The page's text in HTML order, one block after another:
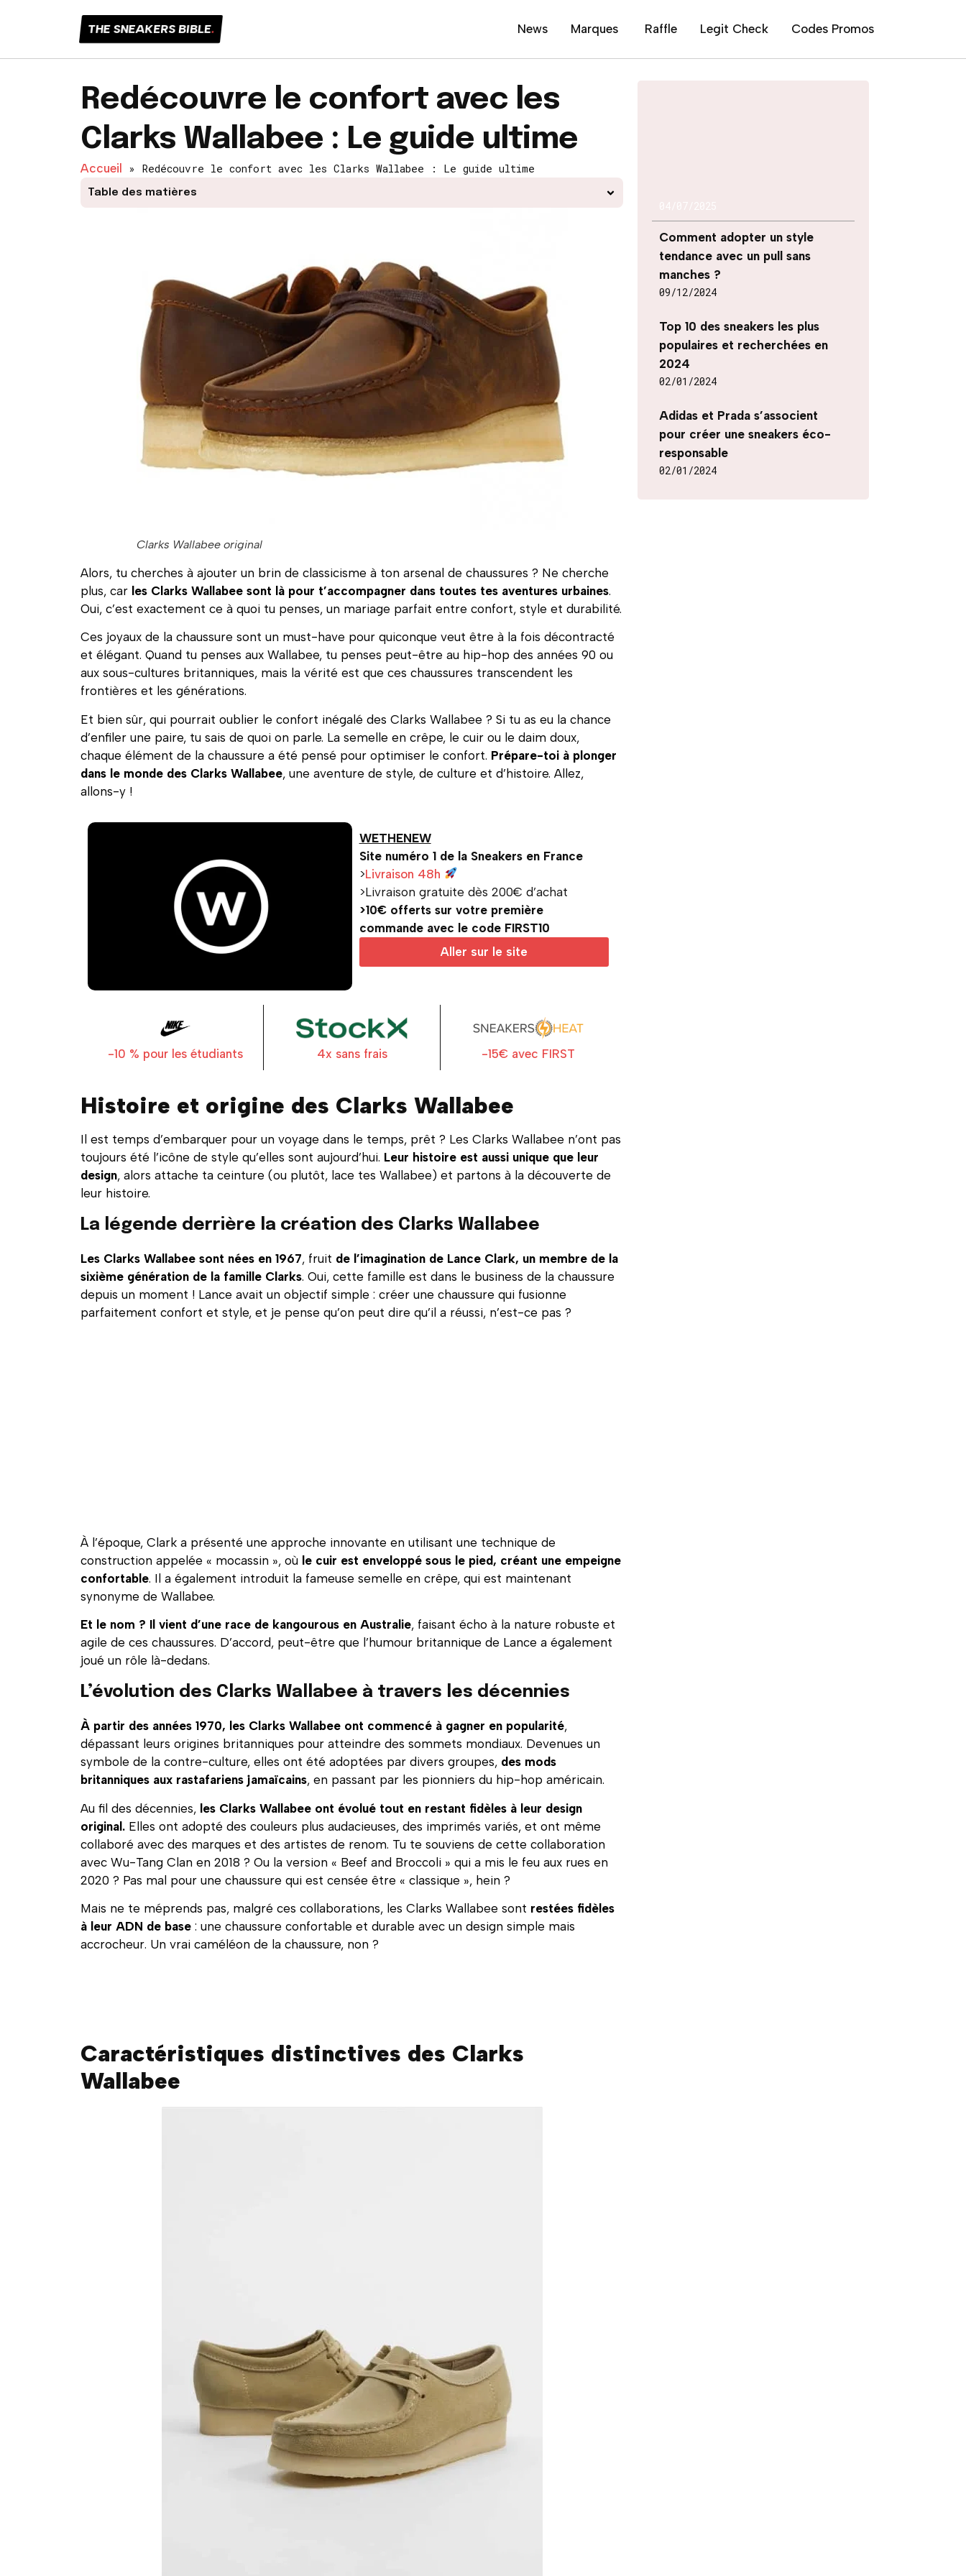
THE SNEAKERS BIBLE. News Marques Raffle Legit Check Codes Promos
Redécouvre le confort avec les
Clarks Wallabee : Le guide ultime
Accueil » Redécouvre le confort avec les Clarks Wallabee : Le guide ultime
Table des matières
Clarks Wallabee original
Alors, tu cherches à ajouter un brin de classicisme à ton arsenal de chaussures ? Ne cherche
plus, car les Clarks Wallabee sont là pour t’accompagner dans toutes tes aventures urbaines.
Oui, c’est exactement ce à quoi tu penses, un mariage parfait entre confort, style et durabilité.
Ces joyaux de la chaussure sont un must-have pour quiconque veut être à la fois décontracté
et élégant. Quand tu penses aux Wallabee, tu penses peut-être au hip-hop des années 90 ou
aux sous-cultures britanniques, mais la vérité est que ces chaussures transcendent les
frontières et les générations.
Et bien sûr, qui pourrait oublier le confort inégalé des Clarks Wallabee ? Si tu as eu la chance
d’enfiler une paire, tu sais de quoi on parle. La semelle en crêpe, le cuir ou le daim doux,
chaque élément de la chaussure a été pensé pour optimiser le confort. Prépare-toi à plonger
dans le monde des Clarks Wallabee, une aventure de style, de culture et d’histoire. Allez,
allons-y !
WETHENEW
Site numéro 1 de la Sneakers en France
>Livraison 48h
>Livraison gratuite dès 200€ d’achat
>10€ offerts sur votre première
commande avec le code FIRST10
Aller sur le site
-10 % pour les étudiants 4x sans frais -15€ avec FIRST
Histoire et origine des Clarks Wallabee
Il est temps d’embarquer pour un voyage dans le temps, prêt ? Les Clarks Wallabee n’ont pas
toujours été l’icône de style qu’elles sont aujourd’hui. Leur histoire est aussi unique que leur
design, alors attache ta ceinture (ou plutôt, lace tes Wallabee) et partons à la découverte de
leur histoire.
La légende derrière la création des Clarks Wallabee
Les Clarks Wallabee sont nées en 1967, fruit de l’imagination de Lance Clark, un membre de la
sixième génération de la famille Clarks. Oui, cette famille est dans le business de la chaussure
depuis un moment ! Lance avait un objectif simple : créer une chaussure qui fusionne
parfaitement confort et style, et je pense qu’on peut dire qu’il a réussi, n’est-ce pas ?
À l’époque, Clark a présenté une approche innovante en utilisant une technique de
construction appelée « mocassin », où le cuir est enveloppé sous le pied, créant une empeigne
confortable. Il a également introduit la fameuse semelle en crêpe, qui est maintenant
synonyme de Wallabee.
Et le nom ? Il vient d’une race de kangourous en Australie, faisant écho à la nature robuste et
agile de ces chaussures. D’accord, peut-être que l’humour britannique de Lance a également
joué un rôle là-dedans.
L’évolution des Clarks Wallabee à travers les décennies
À partir des années 1970, les Clarks Wallabee ont commencé à gagner en popularité,
dépassant leurs origines britanniques pour atteindre des sommets mondiaux. Devenues un
symbole de la contre-culture, elles ont été adoptées par divers groupes, des mods
britanniques aux rastafariens jamaïcains, en passant par les pionniers du hip-hop américain.
Au fil des décennies, les Clarks Wallabee ont évolué tout en restant fidèles à leur design
original. Elles ont adopté des couleurs plus audacieuses, des imprimés variés, et ont même
collaboré avec des marques et des artistes de renom. Tu te souviens de cette collaboration
avec Wu-Tang Clan en 2018 ? Ou la version « Beef and Broccoli » qui a mis le feu aux rues en
2020 ? Pas mal pour une chaussure qui est censée être « classique », hein ?
Mais ne te méprends pas, malgré ces collaborations, les Clarks Wallabee sont restées fidèles
à leur ADN de base : une chaussure confortable et durable avec un design simple mais
accrocheur. Un vrai caméléon de la chaussure, non ?
Caractéristiques distinctives des Clarks
Wallabee
Comment adopter un style
tendance avec un pull sans
manches ?
09/12/2024
Top 10 des sneakers les plus
populaires et recherchées en
2024
02/01/2024
Adidas et Prada s’associent
pour créer une sneakers éco-
responsable
02/01/2024